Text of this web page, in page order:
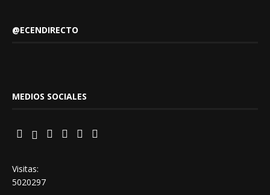
@ECENDIRECTO
MEDIOS SOCIALES
Visitas:
5020297